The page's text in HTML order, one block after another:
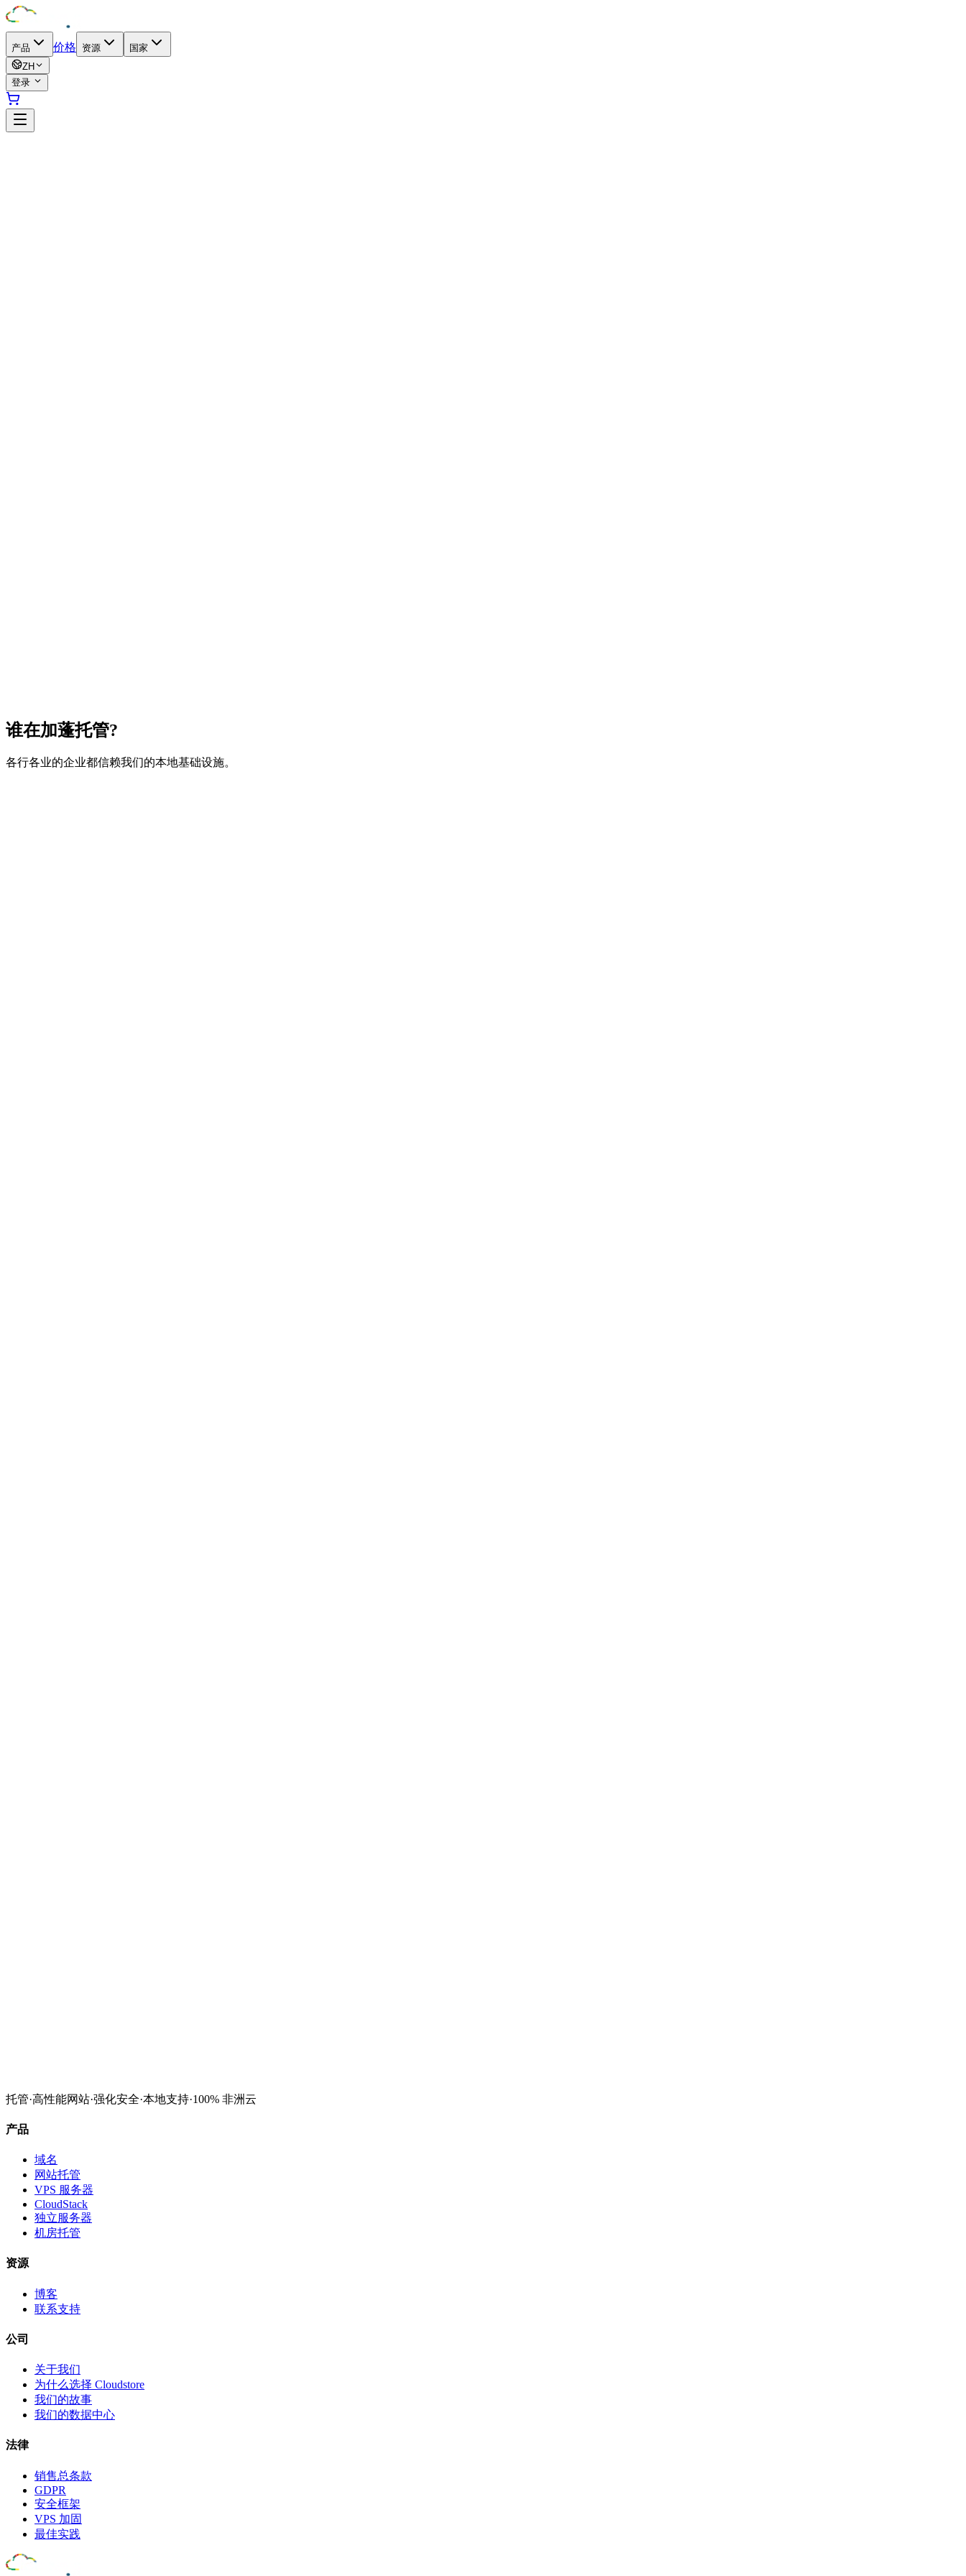
产品 价格 资源
国家
ZH
登录
谁在加蓬托管?
各行各业的企业都信赖我们的本地基础设施。
查看 VPS 方案联系我们
托管·高性能网站·强化安全·本地支持·100% 非洲云
产品
域名
网站托管
VPS 服务器
CloudStack
独立服务器
机房托管
资源
博客
联系支持
公司
关于我们
为什么选择 Cloudstore
我们的故事
我们的数据中心
法律
销售总条款
GDPR
安全框架
VPS 加固
最佳实践